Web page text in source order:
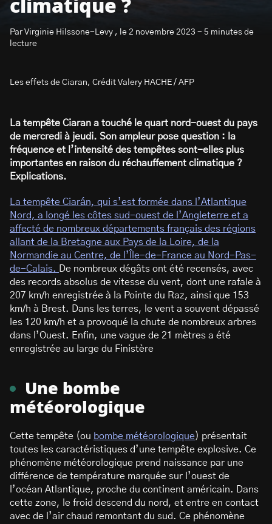
climatique ?
Par Virginie Hilssone-Levy , le 2 novembre 2023 - 5 minutes de
lecture
Les effets de Ciaran, Crédit Valery HACHE / AFP
La tempête Ciaran a touché le quart nord-ouest du pays
de mercredi à jeudi. Son ampleur pose question : la
fréquence et l’intensité des tempêtes sont-elles plus
importantes en raison du réchauffement climatique ?
Explications.
La tempête Ciarán, qui s’est formée dans l’Atlantique
Nord, a longé les côtes sud-ouest de l’Angleterre et a
affecté de nombreux départements français des régions
allant de la Bretagne aux Pays de la Loire, de la
Normandie au Centre, de l’Île-de-France au Nord-Pas-
de-Calais.
De nombreux dégâts ont été recensés, avec
des records absolus de vitesse du vent, dont une rafale à
207 km/h enregistrée à la Pointe du Raz, ainsi que 153
km/h à Brest. Dans les terres, le vent a souvent dépassé
les 120 km/h et a provoqué la chute de nombreux arbres
dans l’Ouest. Enfin, une vague de 21 mètres a été
enregistrée au large du Finistère
Une bombe
météorologique
Cette tempête (ou bombe météorologique) présentait
toutes les caractéristiques d’une tempête explosive. Ce
phénomène météorologique prend naissance par une
différence de température marquée sur l’ouest de
l’océan Atlantique, proche du continent américain. Dans
cette zone, le froid descend du nord, et entre en contact
avec de l’air chaud remontant du sud. Ce phénomène
S’abonner à la newsletter